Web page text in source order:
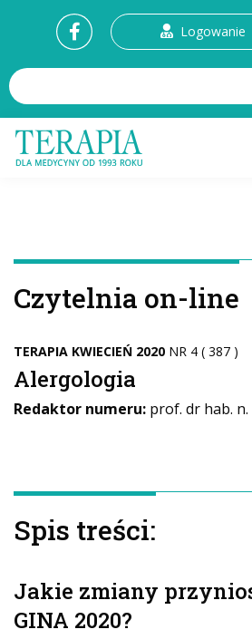
Logowanie
Czytelnia on-line
TERAPIA KWIECIEŃ 2020 NR 4 ( 387 )
Alergologia
Redaktor numeru: prof. dr hab.
Spis treści:
Jakie zmiany
GINA 2020?